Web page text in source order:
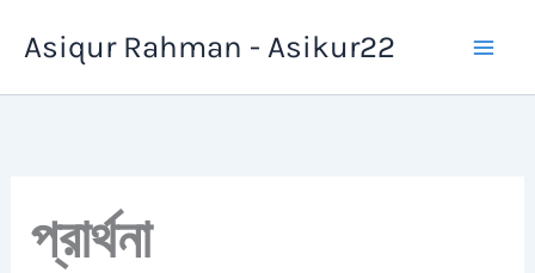
Asiqur Rahman - Asikur22
প্রার্থনা